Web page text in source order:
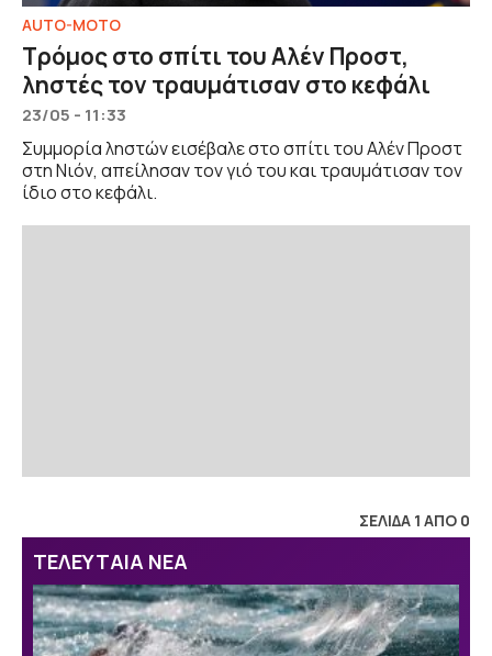
AUTO-MOTO
Τρόμος στο σπίτι του Αλέν Προστ,
ληστές τον τραυμάτισαν στο κεφάλι
23/05 - 11:33
Συμμορία ληστών εισέβαλε στο σπίτι του Αλέν Προστ
στη Νιόν, απείλησαν τον γιό του και τραυμάτισαν τον
ίδιο στο κεφάλι.
ΣΕΛΙΔΑ 1 ΑΠΟ 0
ΤΕΛΕΥΤΑΙΑ ΝΕΑ